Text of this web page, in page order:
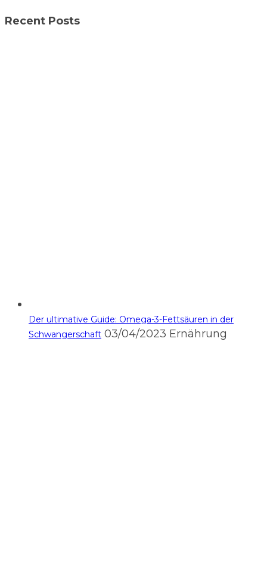
Recent Posts
Der ultimative Guide: Omega-3-Fettsäuren in der
Schwangerschaft 03/04/2023 Ernährung